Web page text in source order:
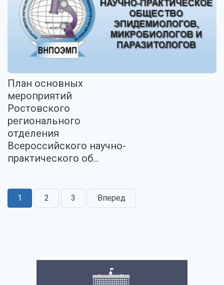
План основных
мероприятий
Ростовского
регионального
отделения
Всероссийского научно-
практического об...
1 2 3 Вперед